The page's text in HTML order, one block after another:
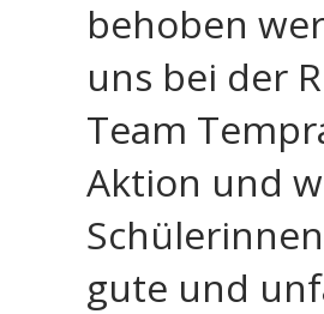
behoben
uns bei der
Team
Aktion und
gute und